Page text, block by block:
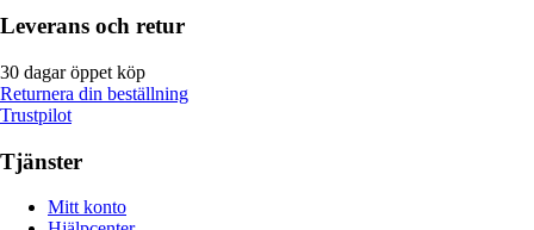
Leverans och retur
30 dagar öppet köp
Returnera din beställning
Trustpilot
Tjänster
Mitt konto